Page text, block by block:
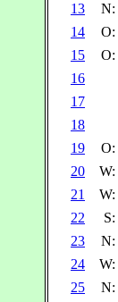
13
N:
14
O:
15
O:
16
17
18
19
O:
20
W:
21
W:
22
S:
23
N:
24
W:
25
N: